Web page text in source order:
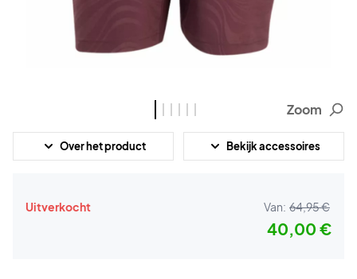
Zoom
Over het product Bekijk accessoires
Uitverkocht Van: 64,95 €
40,00 €